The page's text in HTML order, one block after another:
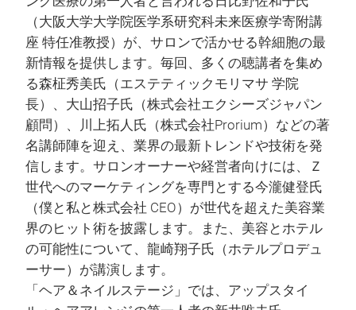
（大阪大学大学院医学系研究科未来医療学寄附講
座 特任准教授）が、サロンで活かせる幹細胞の最
新情報を提供します。毎回、多くの聴講者を集め
る森柾秀美氏（エステティックモリマサ 学院
長）、大山招子氏（株式会社エクシーズジャパン
顧問）、川上拓人氏（株式会社Prorium）などの著
名講師陣を迎え、業界の最新トレンドや技術を発
信します。サロンオーナーや経営者向けには、Ｚ
世代へのマーケティングを専門とする今瀧健登氏
（僕と私と株式会社 CEO）が世代を超えた美容業
界のヒット術を披露します。また、美容とホテル
の可能性について、龍崎翔子氏（ホテルプロデュ
ーサー）が講演します。
「ヘア＆ネイルステージ」では、アップスタイ